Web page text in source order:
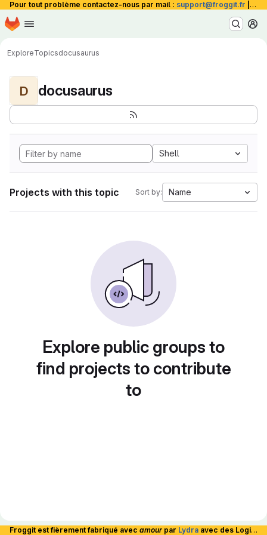
Pour tout problème contactez-nous par mail : support@froggit.fr La
Skip to main content
Homepage
ExploreTopicsdocusaurus
D docusaurus
Shell
Projects with this topic Sort by: Name
Explore public groups to
find projects to contribute
to
Froggit est fièrement fabriqué avec amour par Lydra avec des Logiciels Libres et hébergé en